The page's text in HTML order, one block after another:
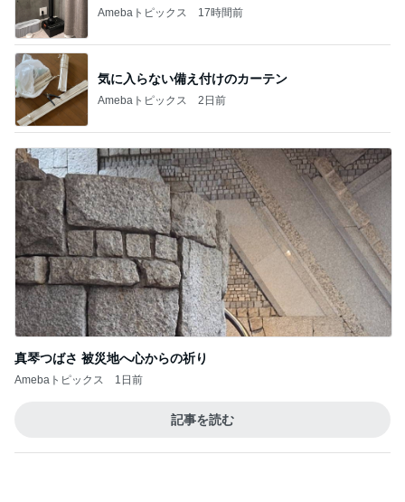
Amebaトピックス 17時間前
気に入らない備え付けのカーテン
Amebaトピックス 2日前
真琴つばさ 被災地へ心からの祈り
Amebaトピックス 1日前
記事を読む